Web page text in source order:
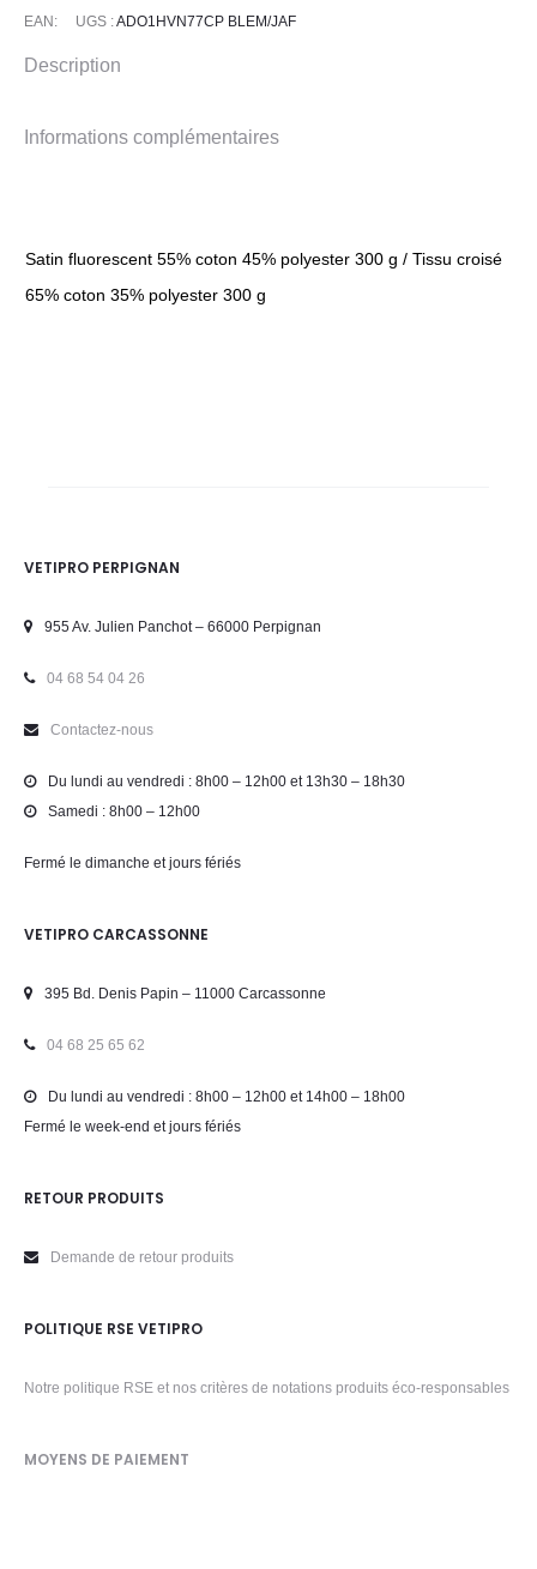
Bleu
EAN: UGS :ADO1HVN77CP BLEM/JAF
Description
Informations complémentaires
Satin fluorescent 55% coton 45% polyester 300 g / Tissu croisé
65% coton 35% polyester 300 g
VETIPRO PERPIGNAN
955 Av. Julien Panchot – 66000 Perpignan
04 68 54 04 26
Contactez-nous
Du lundi au vendredi : 8h00 – 12h00 et 13h30 – 18h30
Samedi : 8h00 – 12h00
Fermé le dimanche et jours fériés
VETIPRO CARCASSONNE
395 Bd. Denis Papin – 11000 Carcassonne
04 68 25 65 62
Du lundi au vendredi : 8h00 – 12h00 et 14h00 – 18h00
Fermé le week-end et jours fériés
RETOUR PRODUITS
Demande de retour produits
POLITIQUE RSE VETIPRO
Notre politique RSE et nos critères de notations produits éco-responsables
MOYENS DE PAIEMENT